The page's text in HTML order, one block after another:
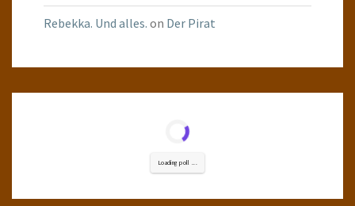
Rebekka. Und alles. on Der Pirat
Loading poll ...